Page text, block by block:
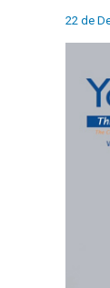
22 de